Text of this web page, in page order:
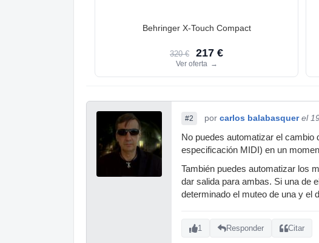
Behringer X-Touch Compact
320 € 217 €
Ver oferta →
#2 por carlos balabasquer el
No puedes automatizar el
especificación MIDI) en un
También puedes automatizar los
dar salida para ambas. Si una de
determinado el muteo de una y el
1 Responder Citar